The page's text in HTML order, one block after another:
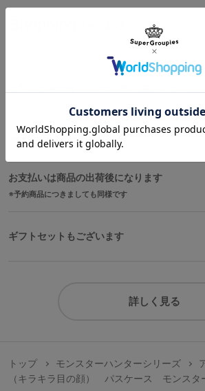
※画像はサンプルです。一部修正になる場合
了承ください。 素材：牛革
※こちらの商品はハンドメイドのためひとつ
お買い物で困った時はこちらをチェック
在庫商品は2〜4営業日以内に出荷
お支払いは商品の出荷後になります
予約商品につきましても同様です
ギフトセットもございます
詳しく見る
トップ モンスターハンターシリーズ
（キラキラ目の顔） パスケース モンスタ